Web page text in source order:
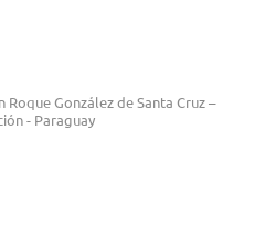
Roque González de Santa Cruz –
- Paraguay